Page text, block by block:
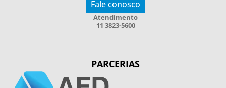
Fale conosco
Atendimento
11 3823-5600
PARCERIAS